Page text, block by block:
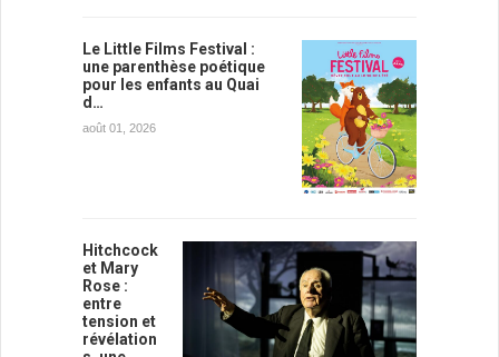
Le Little Films Festival :
une parenthèse poétique
pour les enfants au Quai
d…
août 01, 2026
Hitchcock
et Mary
Rose :
entre
tension et
révélation